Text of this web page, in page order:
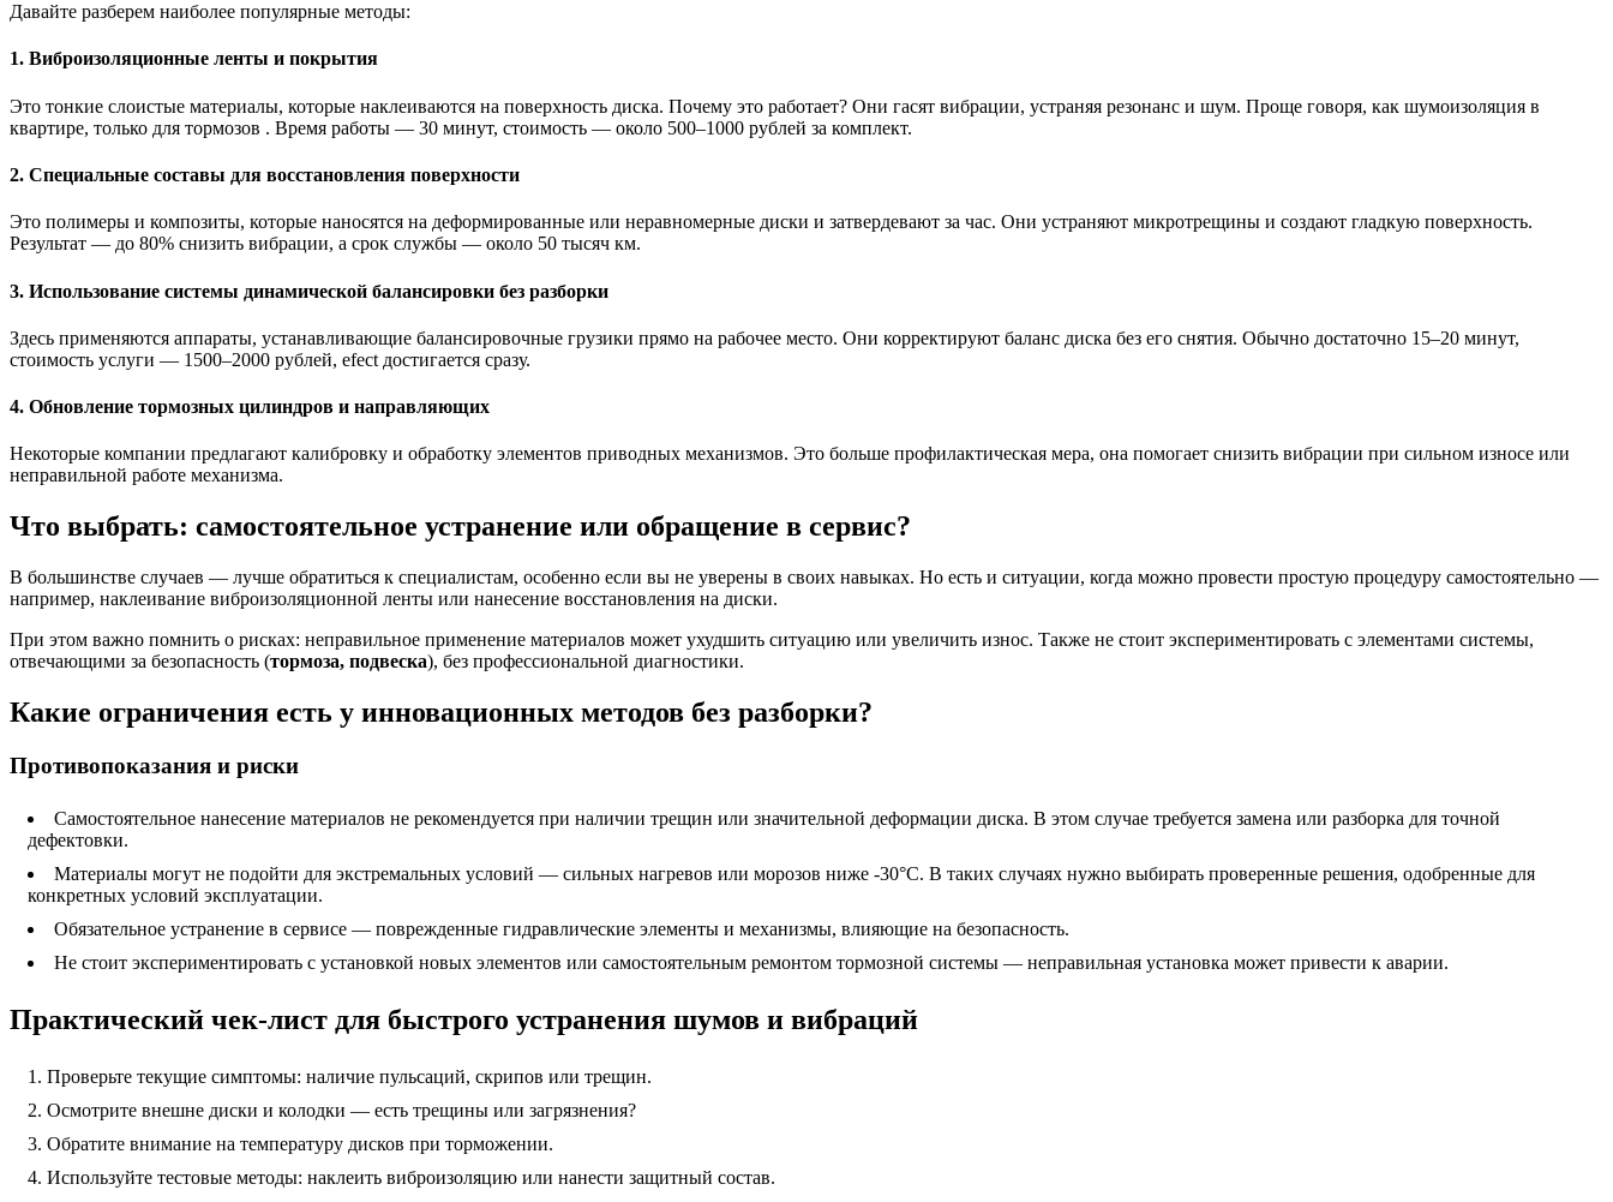
Давайте разберем наиболее популярные методы:
1. Виброизоляционные ленты и покрытия
Это тонкие слоистые материалы, которые наклеиваются на поверхность диска. Почему это работает? Они гасят вибрации, устраняя резонанс и шум. Проще говоря, как шумоизоляция в
квартире, только для тормозов . Время работы — 30 минут, стоимость — около 500–1000 рублей за комплект.
2. Специальные составы для восстановления поверхности
Это полимеры и композиты, которые наносятся на деформированные или неравномерные диски и затвердевают за час. Они устраняют микротрещины и создают гладкую поверхность.
Результат — до 80% снизить вибрации, а срок службы — около 50 тысяч км.
3. Использование системы динамической балансировки без разборки
Здесь применяются аппараты, устанавливающие балансировочные грузики прямо на рабочее место. Они корректируют баланс диска без его снятия. Обычно достаточно 15–20 минут,
стоимость услуги — 1500–2000 рублей, efect достигается сразу.
4. Обновление тормозных цилиндров и направляющих
Некоторые компании предлагают калибровку и обработку элементов приводных механизмов. Это больше профилактическая мера, она помогает снизить вибрации при сильном износе или
неправильной работе механизма.
Что выбрать: самостоятельное устранение или обращение в сервис?
В большинстве случаев — лучше обратиться к специалистам, особенно если вы не уверены в своих навыках. Но есть и ситуации, когда можно провести простую процедуру самостоятельно —
например, наклеивание виброизоляционной ленты или нанесение восстановления на диски.
При этом важно помнить о рисках: неправильное применение материалов может ухудшить ситуацию или увеличить износ. Также не стоит экспериментировать с элементами системы,
отвечающими за безопасность (тормоза, подвеска), без профессиональной диагностики.
Какие ограничения есть у инновационных методов без разборки?
Противопоказания и риски
Самостоятельное нанесение материалов не рекомендуется при наличии трещин или значительной деформации диска. В этом случае требуется замена или разборка для точной
дефектовки.
Материалы могут не подойти для экстремальных условий — сильных нагревов или морозов ниже -30°C. В таких случаях нужно выбирать проверенные решения, одобренные для
конкретных условий эксплуатации.
Обязательное устранение в сервисе — поврежденные гидравлические элементы и механизмы, влияющие на безопасность.
Не стоит экспериментировать с установкой новых элементов или самостоятельным ремонтом тормозной системы — неправильная установка может привести к аварии.
Практический чек-лист для быстрого устранения шумов и вибраций
Проверьте текущие симптомы: наличие пульсаций, скрипов или трещин.
Осмотрите внешне диски и колодки — есть трещины или загрязнения?
Обратите внимание на температуру дисков при торможении.
Используйте тестовые методы: наклеить виброизоляцию или нанести защитный состав.